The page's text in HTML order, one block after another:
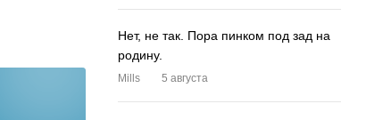
Нет, не так. Пора пинком под зад на
родину.
Mills 5 августа